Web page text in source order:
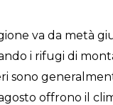
va da metà
i rifugi di
sono
offrono il